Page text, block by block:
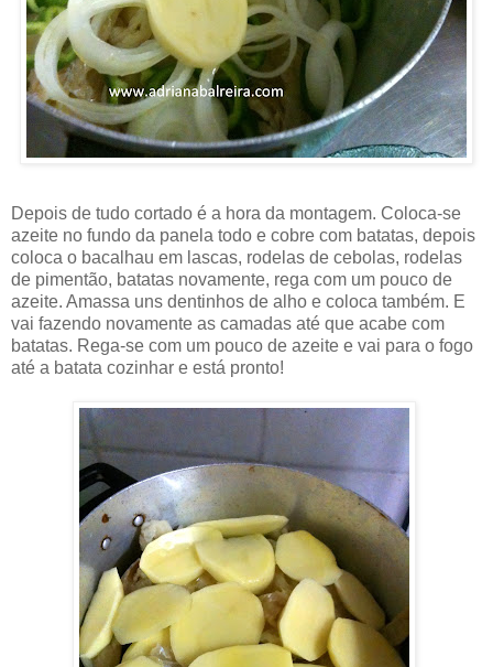
Depois de tudo cortado é a hora da montagem. Coloca-se
azeite no fundo da panela todo e cobre com batatas, depois
coloca o bacalhau em lascas, rodelas de cebolas, rodelas
de pimentão, batatas novamente, rega com um pouco de
azeite. Amassa uns dentinhos de alho e coloca também. E
vai fazendo novamente as camadas até que acabe com
batatas. Rega-se com um pouco de azeite e vai para o fogo
até a batata cozinhar e está pronto!